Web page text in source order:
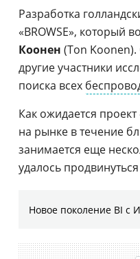
Разработка
«BROWSE», который
Коонен (Ton
другие участники
поиска всех
Как ожидается
на рынке в течение
занимается еще
удалось
Новое поколение BI с